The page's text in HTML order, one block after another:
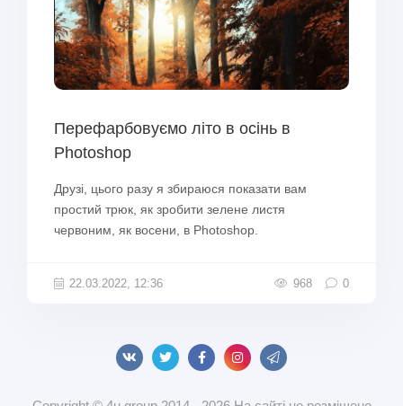
Перефарбовуємо літо в осінь в
Photoshop
Друзі, цього разу я збираюся показати вам
простий трюк, як зробити зелене листя
червоним, як восени, в Photoshop.
22.03.2022, 12:36 968 0